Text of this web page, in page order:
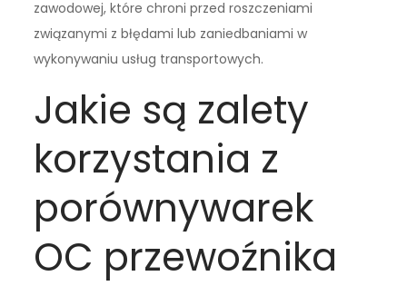
zawodowej, które chroni przed roszczeniami
związanymi z błędami lub zaniedbaniami w
wykonywaniu usług transportowych.
Jakie są zalety
korzystania z
porównywarek
OC przewoźnika